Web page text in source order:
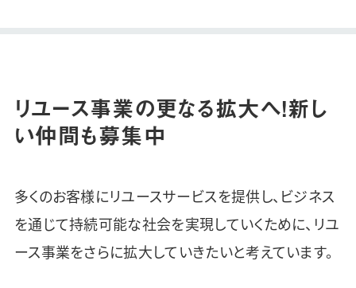
リユース事業の更なる拡大へ！新し
い仲間も募集中
多くのお客様にリユースサービスを提供し、ビジネス
を通じて持続可能な社会を実現していくために、リユ
ース事業をさらに拡大していきたいと考えています。